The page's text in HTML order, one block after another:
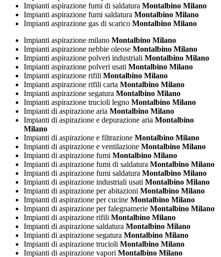
Impianti aspirazione fumi di saldatura Montalbino Milano
Impianti aspirazione fumi saldatura Montalbino Milano
Impianti aspirazione gas di scarico Montalbino Milano
Impianti aspirazione milano Montalbino Milano
Impianti aspirazione nebbie oleose Montalbino Milano
Impianti aspirazione polveri industriali Montalbino Milano
Impianti aspirazione polveri usati Montalbino Milano
Impianti aspirazione rifili Montalbino Milano
Impianti aspirazione rifili carta Montalbino Milano
Impianti aspirazione segatura Montalbino Milano
Impianti aspirazione trucioli legno Montalbino Milano
Impianti di aspirazione aria Montalbino Milano
Impianti di aspirazione e depurazione aria Montalbino
Milano
Impianti di aspirazione e filtrazione Montalbino Milano
Impianti di aspirazione e ventilazione Montalbino Milano
Impianti di aspirazione fumi Montalbino Milano
Impianti di aspirazione fumi di saldatura Montalbino Milano
Impianti di aspirazione fumi saldatura Montalbino Milano
Impianti di aspirazione industriali usati Montalbino Milano
Impianti di aspirazione per abitazioni Montalbino Milano
Impianti di aspirazione per cucine Montalbino Milano
Impianti di aspirazione per falegnamerie Montalbino Milano
Impianti di aspirazione rifili Montalbino Milano
Impianti di aspirazione saldatura Montalbino Milano
Impianti di aspirazione segatura Montalbino Milano
Impianti di aspirazione trucioli Montalbino Milano
Impianti di aspirazione vapori Montalbino Milano